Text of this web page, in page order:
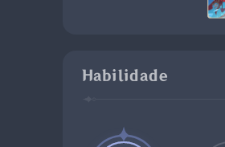
Habilidade